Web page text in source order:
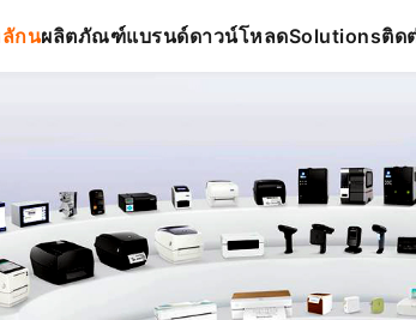
กนผลิตภัณฑ์แบรนด์ดาวน์โหลดSolutionsติด